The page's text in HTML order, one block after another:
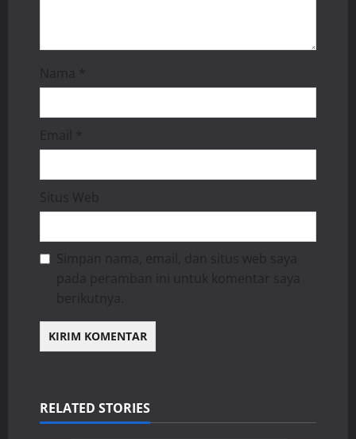
Nama *
Email *
Situs Web
Simpan nama, email, dan situs web saya
pada peramban ini untuk komentar saya
berikutnya.
RELATED STORIES